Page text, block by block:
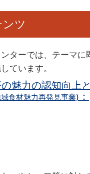
ツ
ターでは、テーマに
ています。
魅力の認知向上
食材魅力再発見事業) ：